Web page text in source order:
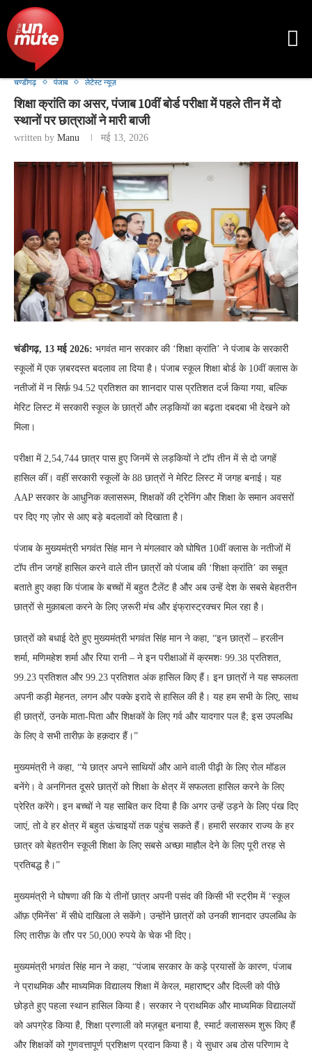
चण्डीगढ़ पंजाब लेटेस्ट न्यूज़
शिक्षा क्रांति का असर, पंजाब 10वीं बोर्ड परीक्षा में पहले तीन में दो
स्थानों पर छात्राओं ने मारी बाजी
written by Manu मई 13, 2026
चंडीगढ़, 13 मई 2026: भगवंत मान सरकार की ‘शिक्षा क्रांति’ ने पंजाब के सरकारी
स्कूलों में एक ज़बरदस्त बदलाव ला दिया है। पंजाब स्कूल शिक्षा बोर्ड के 10वीं क्लास के
नतीजों में न सिर्फ़ 94.52 प्रतिशत का शानदार पास प्रतिशत दर्ज किया गया, बल्कि
मेरिट लिस्ट में सरकारी स्कूल के छात्रों और लड़कियों का बढ़ता दबदबा भी देखने को
मिला।
परीक्षा में 2,54,744 छात्र पास हुए जिनमें से लड़कियों ने टॉप तीन में से दो जगहें
हासिल कीं। वहीं सरकारी स्कूलों के 88 छात्रों ने मेरिट लिस्ट में जगह बनाई। यह
AAP सरकार के आधुनिक क्लासरूम, शिक्षकों की ट्रेनिंग और शिक्षा के समान अवसरों
पर दिए गए ज़ोर से आए बड़े बदलावों को दिखाता है।
पंजाब के मुख्यमंत्री भगवंत सिंह मान ने मंगलवार को घोषित 10वीं क्लास के नतीजों में
टॉप तीन जगहें हासिल करने वाले तीन छात्रों को पंजाब की ‘शिक्षा क्रांति’ का सबूत
बताते हुए कहा कि पंजाब के बच्चों में बहुत टैलेंट है और अब उन्हें देश के सबसे बेहतरीन
छात्रों से मुक़ाबला करने के लिए ज़रूरी मंच और इंफ्रास्ट्रक्चर मिल रहा है।
छात्रों को बधाई देते हुए मुख्यमंत्री भगवंत सिंह मान ने कहा, “इन छात्रों – हरलीन
शर्मा, मणिमहेश शर्मा और रिया रानी – ने इन परीक्षाओं में क्रमशः 99.38 प्रतिशत,
99.23 प्रतिशत और 99.23 प्रतिशत अंक हासिल किए हैं। इन छात्रों ने यह सफलता
अपनी कड़ी मेहनत, लगन और पक्के इरादे से हासिल की है। यह हम सभी के लिए, साथ
ही छात्रों, उनके माता-पिता और शिक्षकों के लिए गर्व और यादगार पल है; इस उपलब्धि
के लिए वे सभी तारीफ़ के हक़दार हैं।”
मुख्यमंत्री ने कहा, “ये छात्र अपने साथियों और आने वाली पीढ़ी के लिए रोल मॉडल
बनेंगे। वे अनगिनत दूसरे छात्रों को शिक्षा के क्षेत्र में सफलता हासिल करने के लिए
प्रेरित करेंगे। इन बच्चों ने यह साबित कर दिया है कि अगर उन्हें उड़ने के लिए पंख दिए
जाएं, तो वे हर क्षेत्र में बहुत ऊंचाइयों तक पहुंच सकते हैं। हमारी सरकार राज्य के हर
छात्र को बेहतरीन स्कूली शिक्षा के लिए सबसे अच्छा माहौल देने के लिए पूरी तरह से
प्रतिबद्ध है।”
मुख्यमंत्री ने घोषणा की कि ये तीनों छात्र अपनी पसंद की किसी भी स्ट्रीम में ‘स्कूल
ऑफ़ एमिनेंस’ में सीधे दाखिला ले सकेंगे। उन्होंने छात्रों को उनकी शानदार उपलब्धि के
लिए तारीफ़ के तौर पर 50,000 रुपये के चेक भी दिए।
मुख्यमंत्री भगवंत सिंह मान ने कहा, “पंजाब सरकार के कड़े प्रयासों के कारण, पंजाब
ने प्राथमिक और माध्यमिक विद्यालय शिक्षा में केरल, महाराष्ट्र और दिल्ली को पीछे
छोड़ते हुए पहला स्थान हासिल किया है। सरकार ने प्राथमिक और माध्यमिक विद्यालयों
को अपग्रेड किया है, शिक्षा प्रणाली को मज़बूत बनाया है, स्मार्ट क्लासरूम शुरू किए हैं
और शिक्षकों को गुणवत्तापूर्ण प्रशिक्षण प्रदान किया है। ये सुधार अब ठोस परिणाम दे